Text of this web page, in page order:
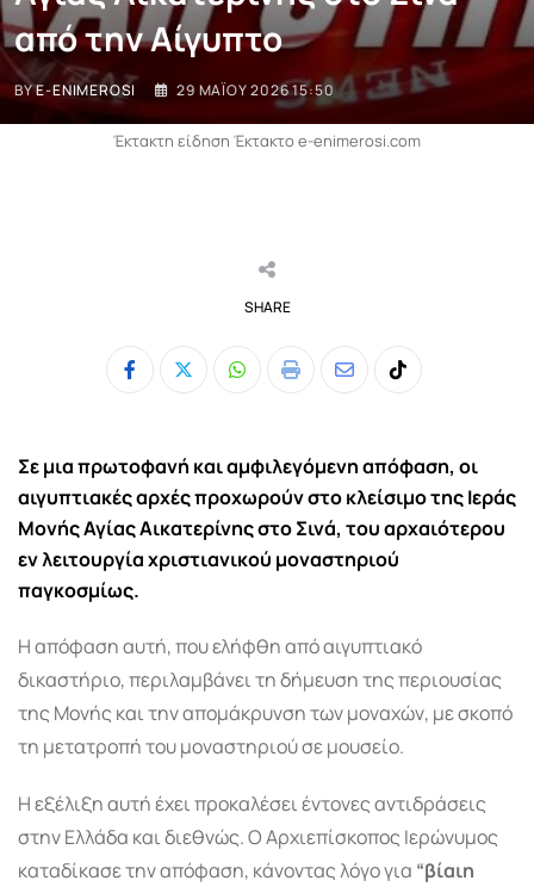
από την Αίγυπτο
BYE-ENIMEROSI 29 ΜΑΪ́ΟΥ 2026 15:50
Έκτακτη είδηση Έκτακτο e-enimerosi.com
SHARE
Whatsapp
Print
ShareTiktok
Σε μια πρωτοφανή και αμφιλεγόμενη απόφαση, οι
αιγυπτιακές αρχές προχωρούν στο κλείσιμο της Ιεράς
Μονής Αγίας Αικατερίνης στο Σινά, του αρχαιότερου
εν λειτουργία χριστιανικού μοναστηριού
παγκοσμίως.
Η απόφαση αυτή, που ελήφθη από αιγυπτιακό
δικαστήριο, περιλαμβάνει τη δήμευση της περιουσίας
της Μονής και την απομάκρυνση των μοναχών, με σκοπό
τη μετατροπή του μοναστηριού σε μουσείο.
Η εξέλιξη αυτή έχει προκαλέσει έντονες αντιδράσεις
στην Ελλάδα και διεθνώς.Ο Αρχιεπίσκοπος Ιερώνυμος
καταδίκασε την απόφαση, κάνοντας λόγο για “βίαιη